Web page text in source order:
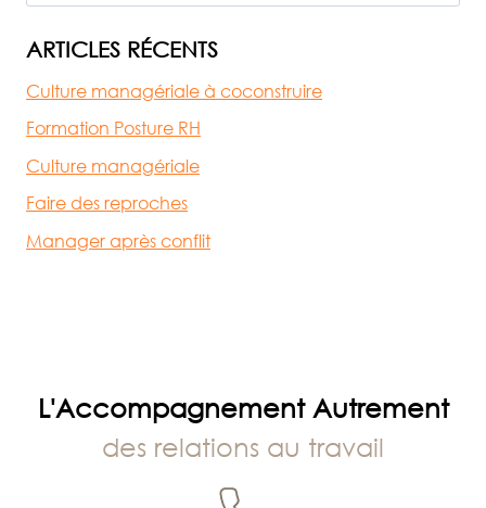
ARTICLES RÉCENTS
Culture managériale à coconstruire
Formation Posture RH
Culture managériale
Faire des reproches
Manager après conflit
L'Accompagnement Autrement
des relations au travail